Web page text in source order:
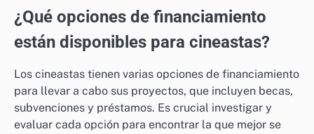
¿Qué opciones de financiamiento
están disponibles para cineastas?
Los cineastas tienen varias opciones de financiamiento
para llevar a cabo sus proyectos, que incluyen becas,
subvenciones y préstamos. Es crucial investigar y
evaluar cada opción para encontrar la que mejor se